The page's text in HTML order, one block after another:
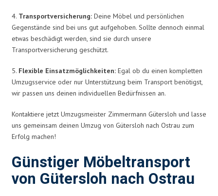
4. Transportversicherung: Deine Möbel und persönlichen
Gegenstände sind bei uns gut aufgehoben. Sollte dennoch einmal
etwas beschädigt werden, sind sie durch unsere
Transportversicherung geschützt.
5. Flexible Einsatzmöglichkeiten: Egal ob du einen kompletten
Umzugsservice oder nur Unterstützung beim Transport benötigst,
wir passen uns deinen individuellen Bedürfnissen an.
Kontaktiere jetzt Umzugsmeister Zimmermann Gütersloh und lasse
uns gemeinsam deinen Umzug von Gütersloh nach Ostrau zum
Erfolg machen!
Günstiger Möbeltransport
von Gütersloh nach Ostrau